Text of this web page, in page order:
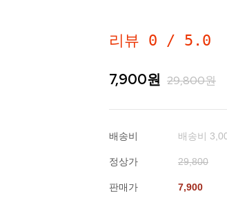
리뷰 0 / 5.0
7,900원 29,800원
배송비 배송비
정상가 29,800
판매가 7,900